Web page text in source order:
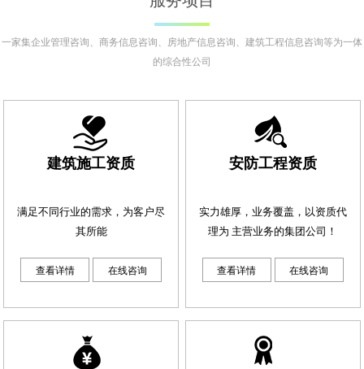
一家集企业管理咨询、商务信息咨询、房地产信息咨询、建筑工程信息咨询等为一体
的综合性公司
建筑施工资质
满足不同行业的需求，为客户尽
其所能
查看详情 在线咨询
安防工程资质
实力雄厚，业务覆盖，以资质代
理为 主营业务的集团公司！
查看详情 在线咨询